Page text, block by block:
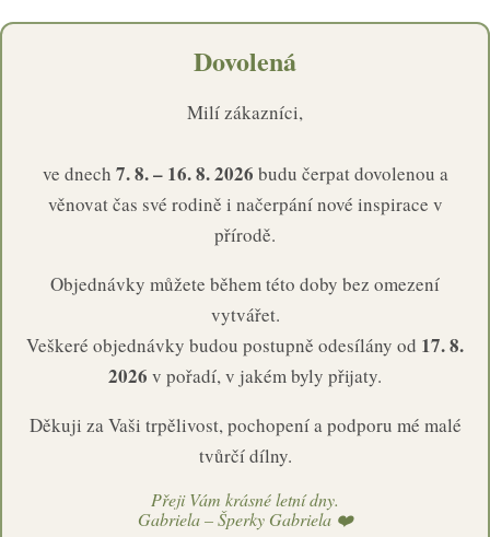
Dovolená
Milí zákazníci,
ve dnech 7. 8. – 16. 8. 2026 budu čerpat dovolenou a
věnovat čas své rodině i načerpání nové inspirace v
přírodě.
Objednávky můžete během této doby bez omezení
vytvářet.
Veškeré objednávky budou postupně odesílány od 17. 8.
2026 v pořadí, v jakém byly přijaty.
Děkuji za Vaši trpělivost, pochopení a podporu mé malé
tvůrčí dílny.
Přeji Vám krásné letní dny.
Gabriela – Šperky Gabriela ❤️